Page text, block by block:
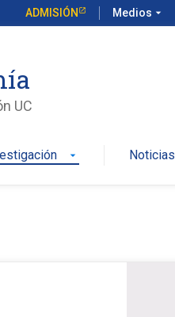
ADMISIÓN Medios arrow_drop_down
UC
arrow_drop_down Noticias